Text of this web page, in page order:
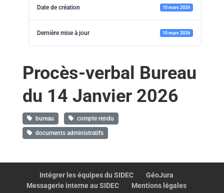
Date de création 10 mars 2026
Dernière mise à jour 10 mars 2026
Procès-verbal Bureau
du 14 Janvier 2026
bureau compte rendu
documents administratifs
Intégrer les équipes du SIDEC
GéoJura
Messagerie interne au SIDEC
Mentions légales